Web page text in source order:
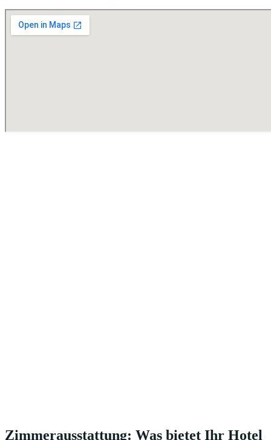
Zimmerausstattung: Was bietet Ihr Hotel